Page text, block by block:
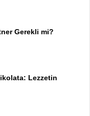
Gerekli mi?
Lezzetin